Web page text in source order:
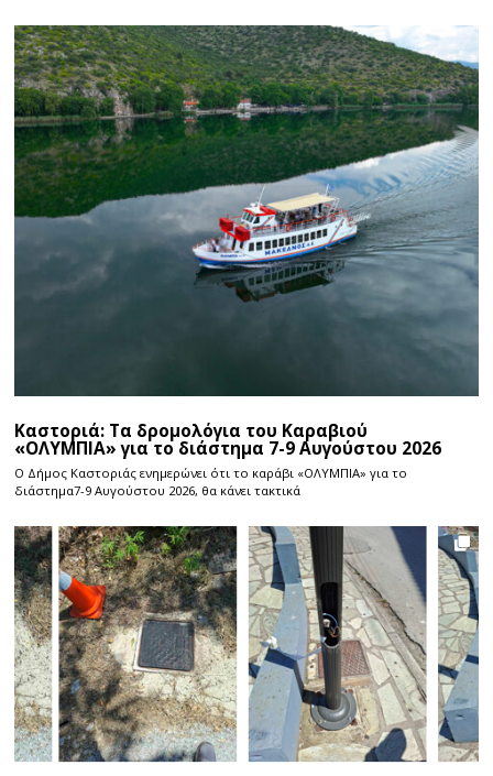
Καστοριά: Τα δρομολόγια του Καραβιού
«ΟΛΥΜΠΙΑ» για το διάστημα 7-9 Αυγούστου 2026
Ο Δήμος Καστοριάς ενημερώνει ότι το καράβι «ΟΛΥΜΠΙΑ» για το
διάστημα7-9 Αυγούστου 2026, θα κάνει τακτικά